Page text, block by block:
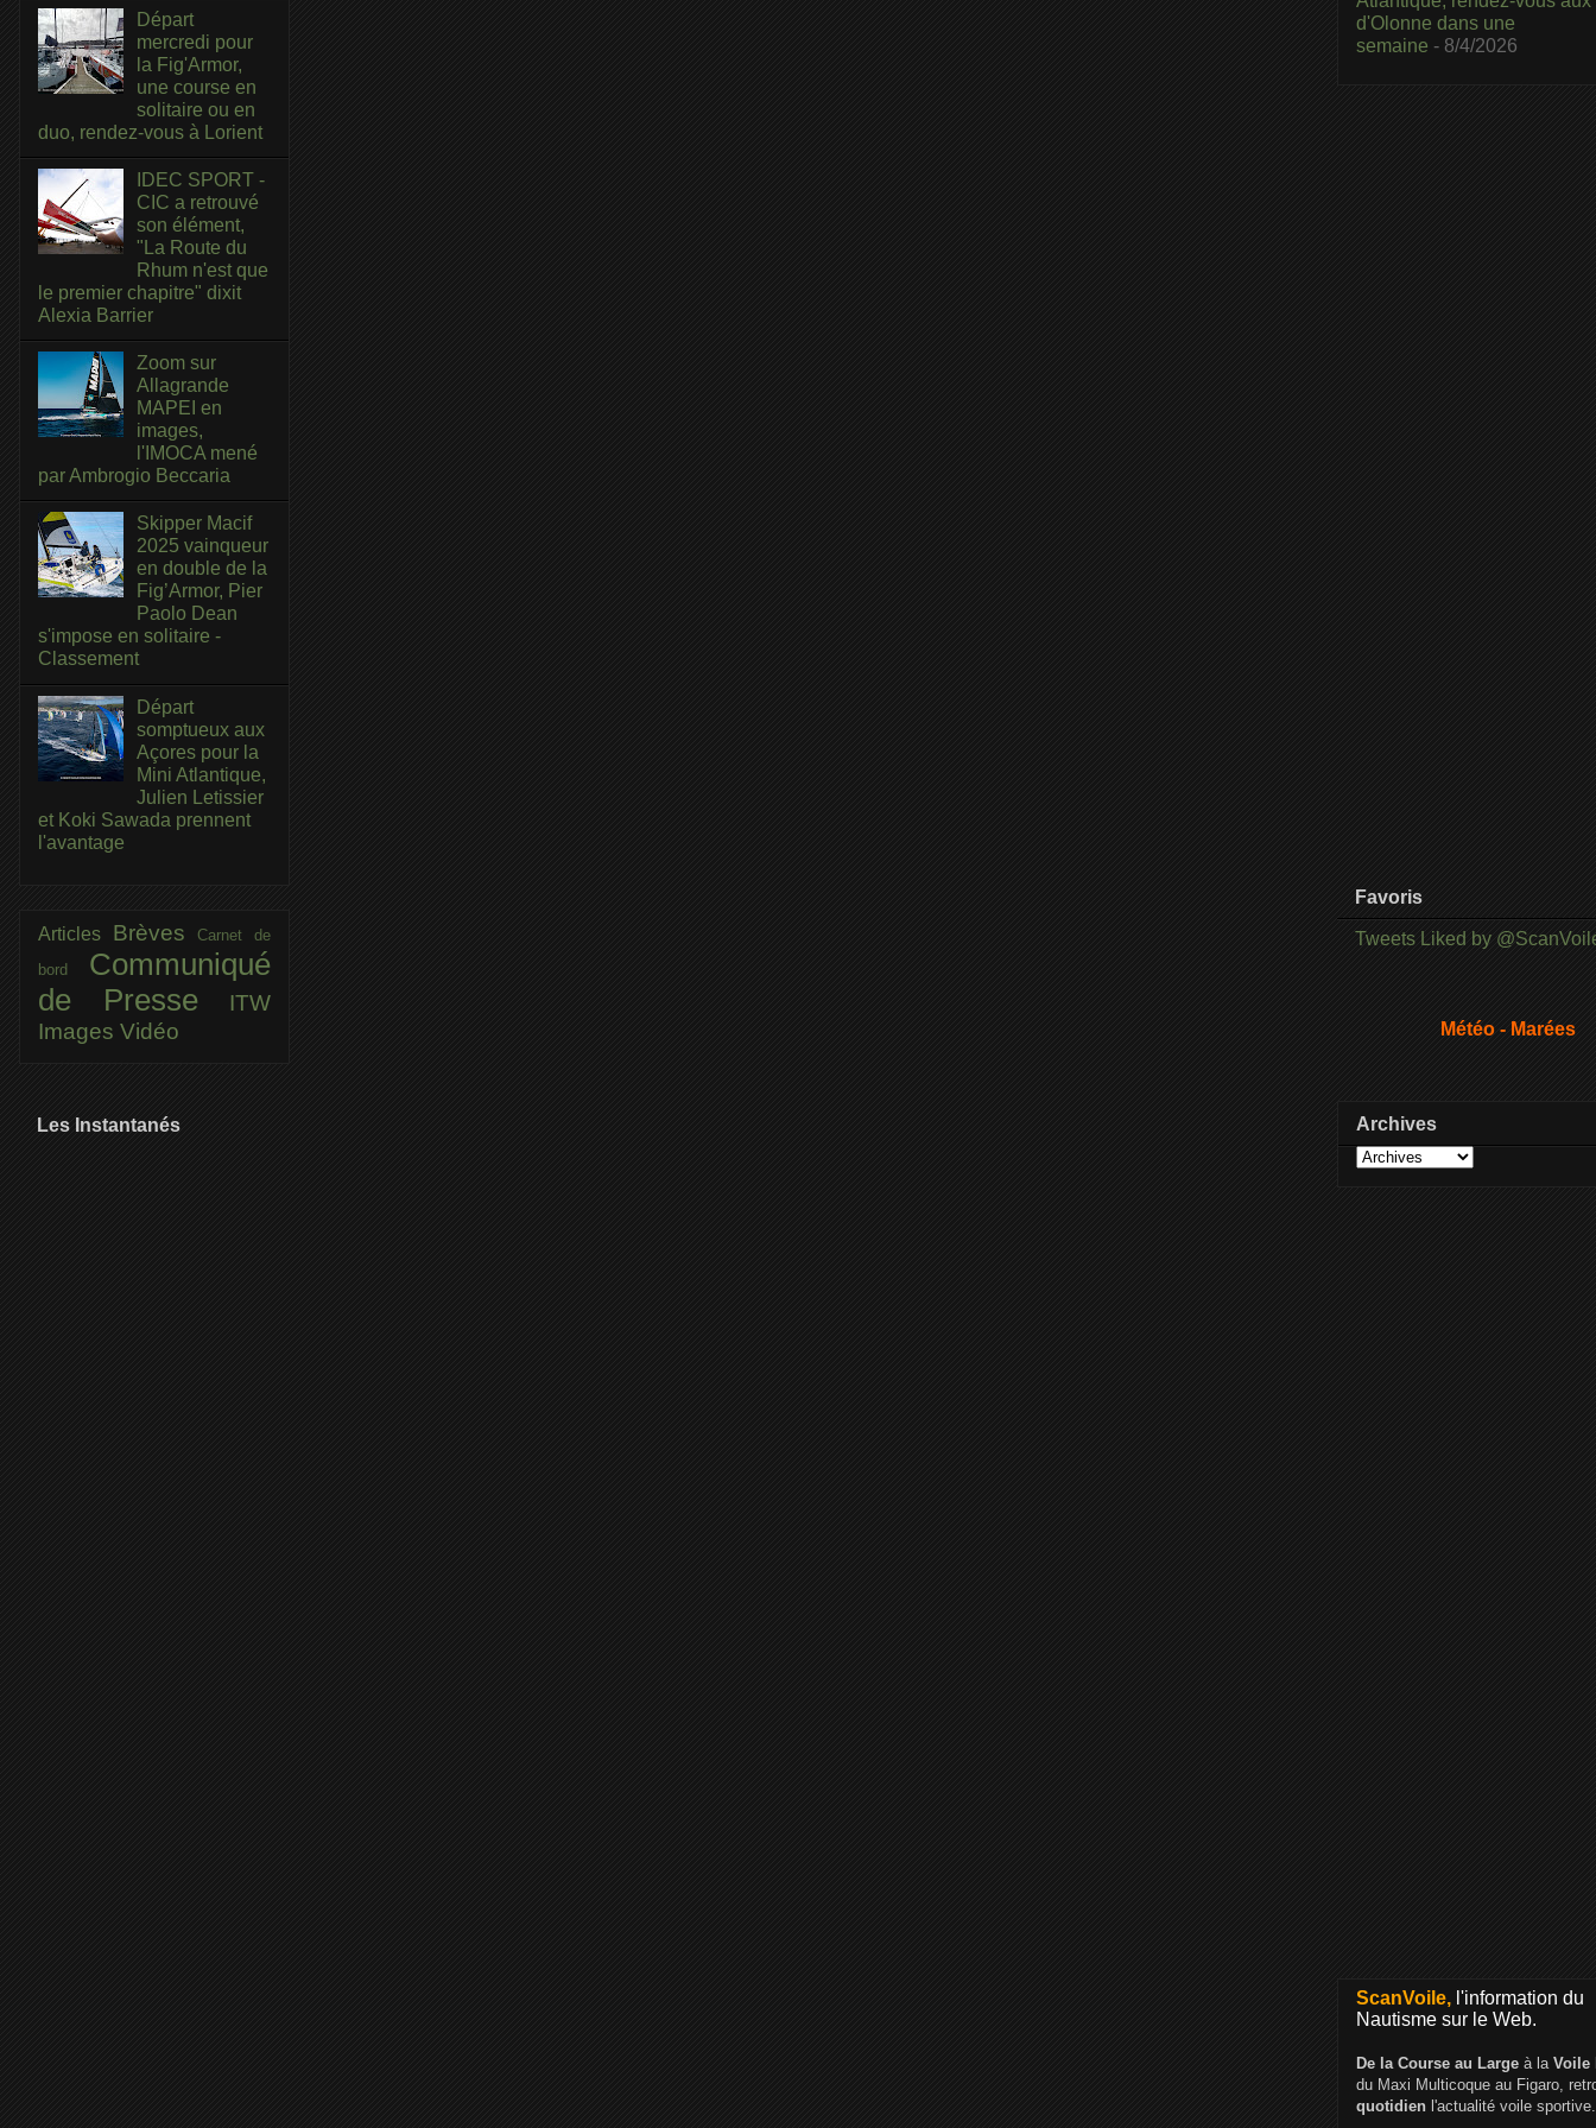
Départ
mercredi pour
la Fig'Armor,
une course en
solitaire ou en
duo, rendez-vous à Lorient
IDEC SPORT -
CIC a retrouvé
son élément,
"La Route du
Rhum n'est que
le premier chapitre" dixit
Alexia Barrier
Zoom sur
Allagrande
MAPEI en
images,
l'IMOCA mené
par Ambrogio Beccaria
Skipper Macif
2025 vainqueur
en double de la
Fig’Armor, Pier
Paolo Dean
s'impose en solitaire -
Classement
Départ
somptueux aux
Açores pour la
Mini Atlantique,
Julien Letissier
et Koki Sawada prennent
l'avantage
Articles BrèvesCarnet de
bord Communiqué
de Presse
ITW
Images Vidéo
Les Instantanés
d'Olonne dans une
semaine - 8/4/2026
Favoris
Tweets Liked by
Météo - Marées
Archives
ScanVoile, l'information du
Nautisme sur le Web.
De la Course au Large à la Voile
du Maxi Multicoque au Figaro,
quotidien l'actualité voile sportive.